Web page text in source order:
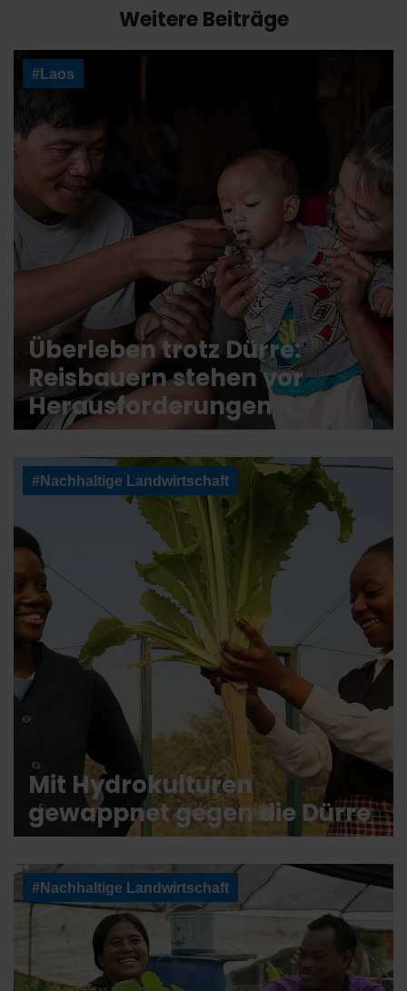
Weitere Beiträge
#Laos
Überleben trotz Dürre:
Reisbauern stehen vor
Herausforderungen
#Nachhaltige Landwirtschaft
Mit Hydrokulturen
gewappnet gegen die Dürre
#Nachhaltige Landwirtschaft